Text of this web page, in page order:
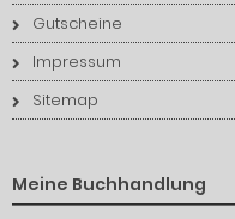
Gutscheine
Impressum
Sitemap
Meine Buchhandlung